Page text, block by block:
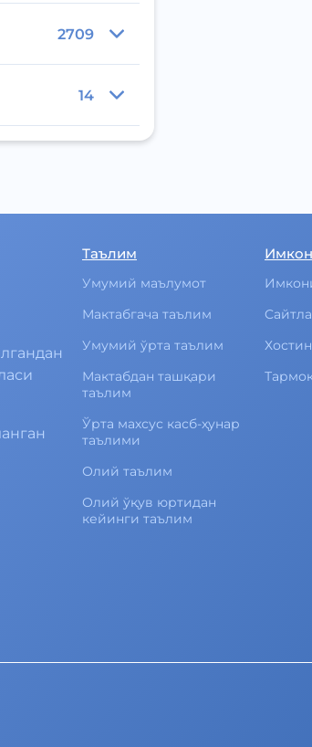
2709
14
Таълим
Умумий маълумот
Мактабгача таълим
Умумий ўрта таълим
Мактабдан ташқари
таълим
Ўрта махсус касб-ҳунар
таълими
Олий таълим
Олий ўқув юртидан
кейинги таълим